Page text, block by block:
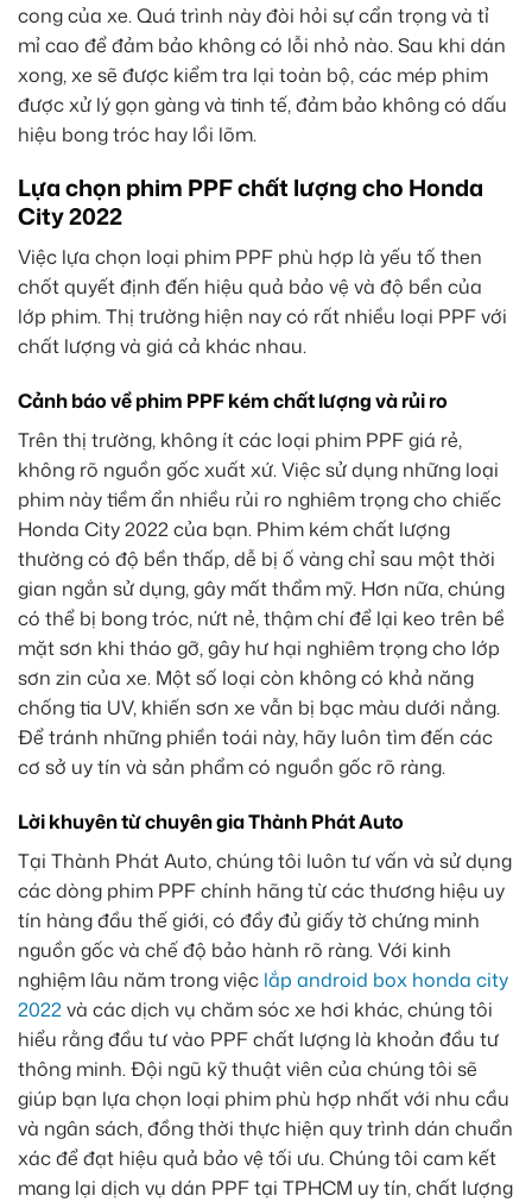
cong của xe. Quá trình này đòi hỏi sự cẩn trọng và tỉ
mỉ cao để đảm bảo không có lỗi nhỏ nào. Sau khi dán
xong, xe sẽ được kiểm tra lại toàn bộ, các mép phim
được xử lý gọn gàng và tinh tế, đảm bảo không có dấu
hiệu bong tróc hay lồi lõm.
Lựa chọn phim PPF chất lượng cho Honda
City 2022
Việc lựa chọn loại phim PPF phù hợp là yếu tố then
chốt quyết định đến hiệu quả bảo vệ và độ bền của
lớp phim. Thị trường hiện nay có rất nhiều loại PPF với
chất lượng và giá cả khác nhau.
Cảnh báo về phim PPF kém chất lượng và rủi ro
Trên thị trường, không ít các loại phim PPF giá rẻ,
không rõ nguồn gốc xuất xứ. Việc sử dụng những loại
phim này tiềm ẩn nhiều rủi ro nghiêm trọng cho chiếc
Honda City 2022 của bạn. Phim kém chất lượng
thường có độ bền thấp, dễ bị ố vàng chỉ sau một thời
gian ngắn sử dụng, gây mất thẩm mỹ. Hơn nữa, chúng
có thể bị bong tróc, nứt nẻ, thậm chí để lại keo trên bề
mặt sơn khi tháo gỡ, gây hư hại nghiêm trọng cho lớp
sơn zin của xe. Một số loại còn không có khả năng
chống tia UV, khiến sơn xe vẫn bị bạc màu dưới nắng.
Để tránh những phiền toái này, hãy luôn tìm đến các
cơ sở uy tín và sản phẩm có nguồn gốc rõ ràng.
Lời khuyên từ chuyên gia Thành Phát Auto
Tại Thành Phát Auto, chúng tôi luôn tư vấn và sử dụng
các dòng phim PPF chính hãng từ các thương hiệu uy
tín hàng đầu thế giới, có đầy đủ giấy tờ chứng minh
nguồn gốc và chế độ bảo hành rõ ràng. Với kinh
nghiệm lâu năm trong việc lắp android box honda city
2022và các dịch vụ chăm sóc xe hơi khác, chúng tôi
hiểu rằng đầu tư vào PPF chất lượng là khoản đầu tư
thông minh. Đội ngũ kỹ thuật viên của chúng tôi sẽ
giúp bạn lựa chọn loại phim phù hợp nhất với nhu cầu
và ngân sách, đồng thời thực hiện quy trình dán chuẩn
xác để đạt hiệu quả bảo vệ tối ưu. Chúng tôi cam kết
mang lại dịch vụ dán PPF tại TPHCM uy tín, chất lượng